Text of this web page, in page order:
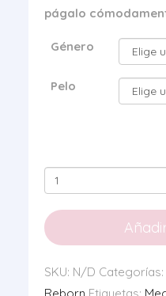
págalo
Género
Pelo
Reborn
Megan
Toddler
cantidad
SKU: N/D Categorías: